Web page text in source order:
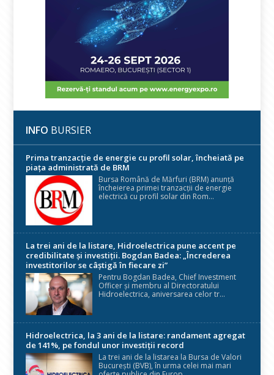
INFO BURSIER
Prima tranzacție de energie cu profil solar, încheiată pe
piața administrată de BRM
Bursa Română de Mărfuri (BRM) anunță
încheierea primei tranzacții de energie
electrică cu profil solar din Rom...
La trei ani de la listare, Hidroelectrica pune accent pe
credibilitate și investiții. Bogdan Badea: „Încrederea
investitorilor se câștigă în fiecare zi”
Pentru Bogdan Badea, Chief Investment
Officer și membru al Directoratului
Hidroelectrica, aniversarea celor tr...
Hidroelectrica, la 3 ani de la listare: randament agregat
de 141%, pe fondul unor investiții record
La trei ani de la listarea la Bursa de Valori
București (BVB), în urma celei mai mari